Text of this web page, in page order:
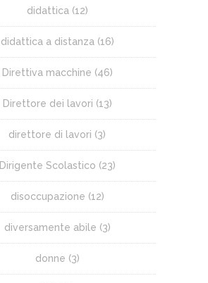
didattica (12)
didattica a distanza (16)
Direttiva macchine (46)
Direttore dei lavori (13)
direttore di lavori (3)
Dirigente Scolastico (23)
disoccupazione (12)
diversamente abile (3)
donne (3)